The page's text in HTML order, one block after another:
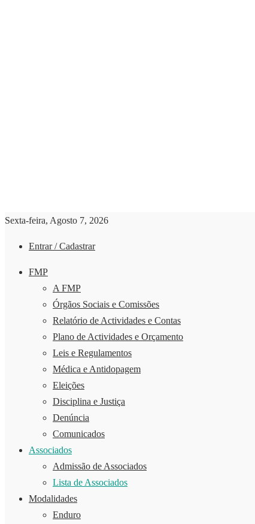
Sexta-feira, Agosto 7, 2026
Entrar / Cadastrar
FMP
A FMP
Órgãos Sociais e Comissões
Relatório de Actividades e Contas
Plano de Actividades e Orçamento
Leis e Regulamentos
Médica e Antidopagem
Eleições
Disciplina e Justiça
Denúncia
Comunicados
Associados
Admissão de Associados
Lista de Associados
Modalidades
Enduro